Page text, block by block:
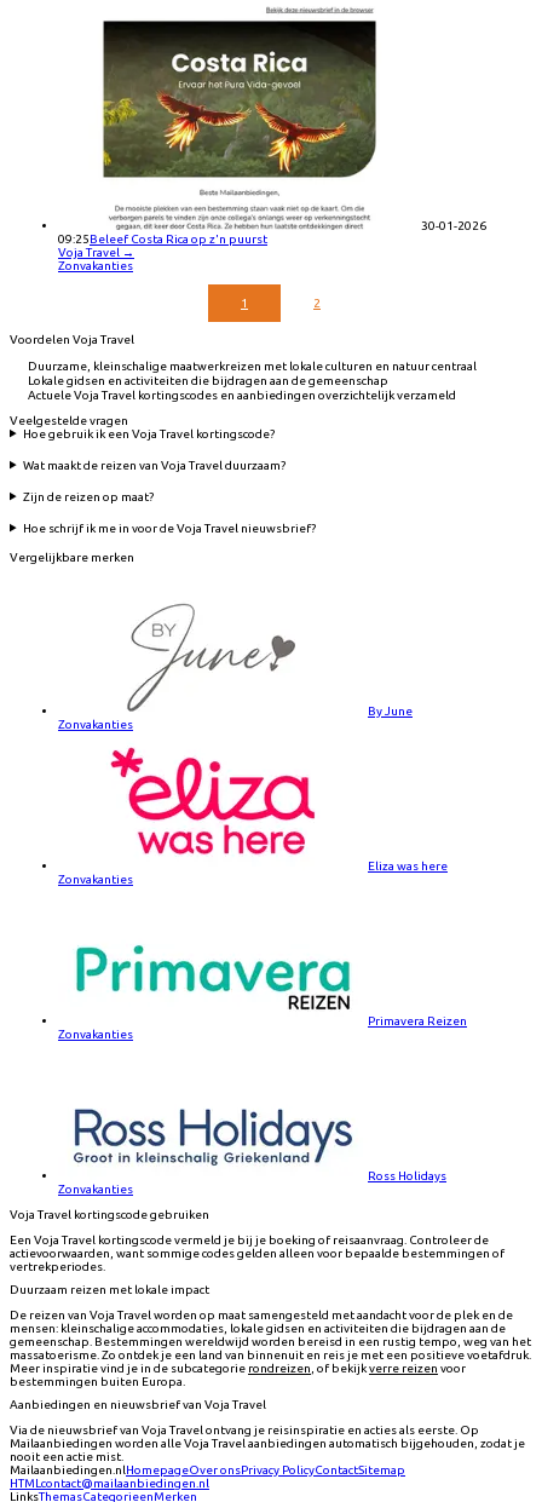
30-01-2026
09:25Beleef Costa Rica op z'n puurst
Voja Travel →
Zonvakanties
1 2
Voordelen Voja Travel
Duurzame, kleinschalige maatwerkreizen met lokale culturen en natuur centraal
Lokale gidsen en activiteiten die bijdragen aan de gemeenschap
Actuele Voja Travel kortingscodes en aanbiedingen overzichtelijk verzameld
Veelgestelde vragen
Hoe gebruik ik een Voja Travel kortingscode?
Wat maakt de reizen van Voja Travel duurzaam?
Zijn de reizen op maat?
Hoe schrijf ik me in voor de Voja Travel nieuwsbrief?
Vergelijkbare merken
By June
Zonvakanties
Eliza was here
Zonvakanties
Primavera Reizen
Zonvakanties
Ross Holidays
Zonvakanties
Voja Travel kortingscode gebruiken
Een Voja Travel kortingscode vermeld je bij je boeking of reisaanvraag. Controleer de
actievoorwaarden, want sommige codes gelden alleen voor bepaalde bestemmingen of
vertrekperiodes.
Duurzaam reizen met lokale impact
De reizen van Voja Travel worden op maat samengesteld met aandacht voor de plek en de
mensen: kleinschalige accommodaties, lokale gidsen en activiteiten die bijdragen aan de
gemeenschap. Bestemmingen wereldwijd worden bereisd in een rustig tempo, weg van het
massatoerisme. Zo ontdek je een land van binnenuit en reis je met een positieve voetafdruk.
Meer inspiratie vind je in de subcategorie rondreizen , of bekijkverre reizen voor
bestemmingen buiten Europa.
Aanbiedingen en nieuwsbrief van Voja Travel
Via de nieuwsbrief van Voja Travel ontvang je reisinspiratie en acties als eerste. Op
Mailaanbiedingen worden alle Voja Travel aanbiedingen automatisch bijgehouden, zodat je
nooit een actie mist.
Mailaanbiedingen.nlHomepageOver onsPrivacy PolicyContactSitemap
HTMLcontact@mailaanbiedingen.nl
LinksThemasCategorieenMerken